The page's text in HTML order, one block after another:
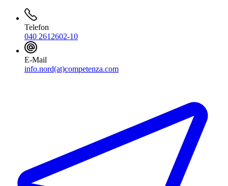
Telefon
040 2612602-10
E-Mail
info.nord(at)competenza.com